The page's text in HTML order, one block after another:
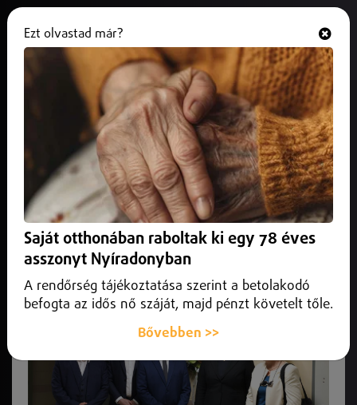
Műtőt neveztek el dr. Adorján
Gusztávról
2026. május 16. Nyíregyháza
A néhai főorvos honosította meg Nyíregyházán a
technikákat, amivel országos hírnevet szerzett az
intézménynek.
Ezt olvastad már?
Saját otthonában raboltak ki egy 78 éves
asszonyt Nyíradonyban
A rendőrség tájékoztatása szerint a betolakodó
befogta az idős nő száját, majd pénzt követelt tőle.
Bővebben >>